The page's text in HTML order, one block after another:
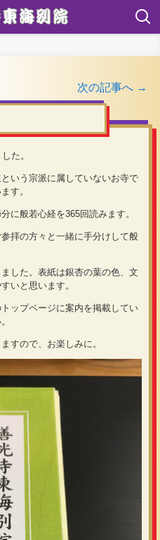
次の記事へ →
た。
いう宗派に属していないお寺で
す。
に般若心経を365回読みます。
拝の方々と一緒に手分けして般
した。表紙は銀杏の葉の色、文
いと思います。
ップページに案内を掲載してい
すので、お楽しみに。